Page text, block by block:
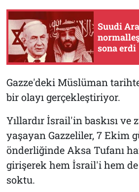
Suudi
sona erdi
Gazze'deki Müslüman
bir olayı gerçekleştiriyor.
Yıllardır İsrail'in baskısı ve
yaşayan Gazzeliler, 7 Ekim
önderliğinde Aksa Tufanı
girişerek hem İsrail'i hem de
soktu.